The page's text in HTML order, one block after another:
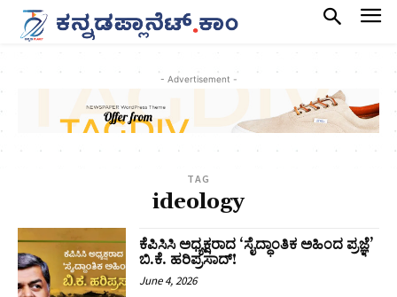
- Advertisement -
TAG
ideology
ಕೆಪಿಸಿಸಿ ಅಧ್ಯಕ್ಷರಾದ ‘ಸೈದ್ಧಾಂತಿಕ ಅಹಿಂದ ಪ್ರಜ್ಞೆ’
ಬಿ.ಕೆ. ಹರಿಪ್ರಸಾದ್!
June 4, 2026